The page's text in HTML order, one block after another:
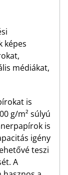
képes
médiákat,
is
g/m² súlyú
is
igény
teszi
A